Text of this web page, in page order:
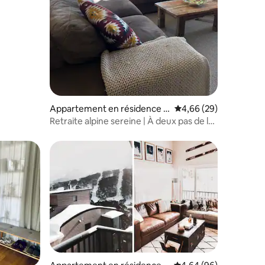
Appartement en résidence ⋅
Jindabyne
Évaluation moyenne
4,66 (29)
Retraite alpine sereine | À deux pas de la
appréciés